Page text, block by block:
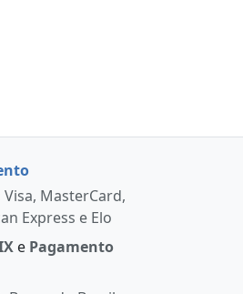
Visa, MasterCard,
Express e Elo
e Pagamento